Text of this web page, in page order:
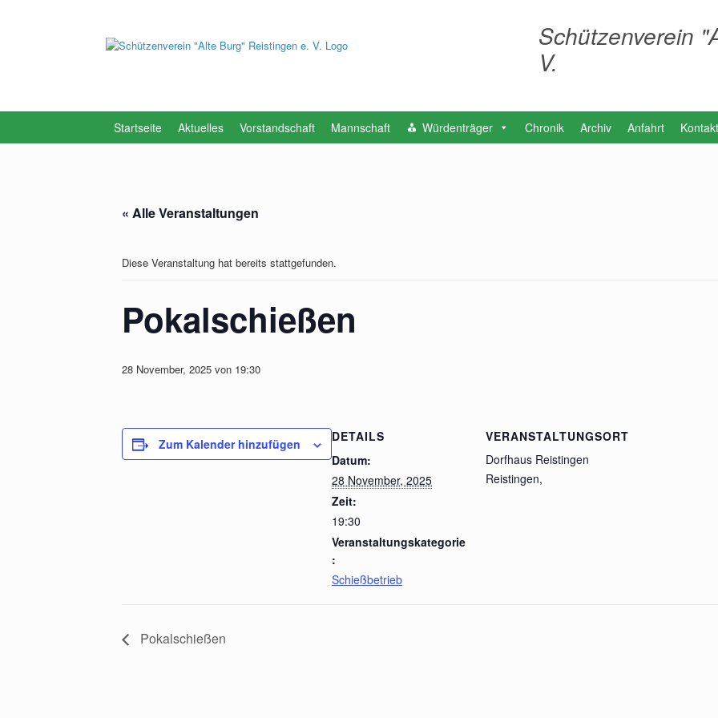
Schützenverein
V.
Startseite Aktuelles Vorstandschaft Mannschaft Würdenträger Chronik Archiv Anfahrt Kontakt
« Alle Veranstaltungen
Diese Veranstaltung hat bereits stattgefunden.
Pokalschießen
28 November, 2025 von 19:30
Zum Kalender hinzufügen
DETAILS
Datum:
28 November, 2025
Zeit:
19:30
Veranstaltungskategorie
:
Schießbetrieb
VERANSTALTUNGSORT
Dorfhaus Reistingen
Reistingen,
Pokalschießen